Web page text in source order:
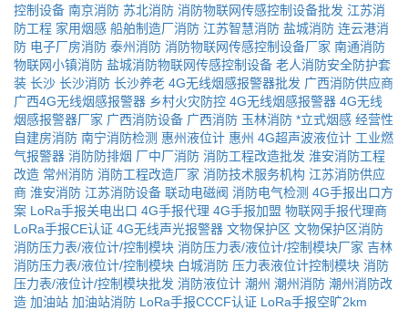
控制设备 南京消防 苏北消防 消防物联网传感控制设备批发 江苏消
防工程 家用烟感 船舶制造厂消防 江苏智慧消防 盐城消防 连云港消
防 电子厂房消防 泰州消防 消防物联网传感控制设备厂家 南通消防
物联网小镇消防 盐城消防物联网传感控制设备 老人消防安全防护套
装 长沙 长沙消防 长沙养老 4G无线烟感报警器批发 广西消防供应商
广西4G无线烟感报警器 乡村火灾防控 4G无线烟感报警器 4G无线
烟感报警器厂家 广西消防设备 广西消防 玉林消防 *立式烟感 经营性
自建房消防 南宁消防检测 惠州液位计 惠州 4G超声波液位计 工业燃
气报警器 消防防排烟 厂中厂消防 消防工程改造批发 淮安消防工程
改造 常州消防 消防工程改造厂家 消防技术服务机构 江苏消防供应
商 淮安消防 江苏消防设备 联动电磁阀 消防电气检测 4G手报出口方
案 LoRa手报关电出口 4G手报代理 4G手报加盟 物联网手报代理商
LoRa手报CE认证 4G无线声光报警器 文物保护区 文物保护区消防
消防压力表/液位计/控制模块 消防压力表/液位计/控制模块厂家 吉林
消防压力表/液位计/控制模块 白城消防 压力表液位计控制模块 消防
压力表/液位计/控制模块批发 消防液位计 潮州 潮州消防 潮州消防改
造 加油站 加油站消防 LoRa手报CCCF认证 LoRa手报空旷2km